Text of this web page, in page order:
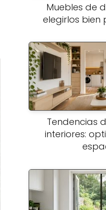
Muebles de
elegirlos
Tendencias
interiores: